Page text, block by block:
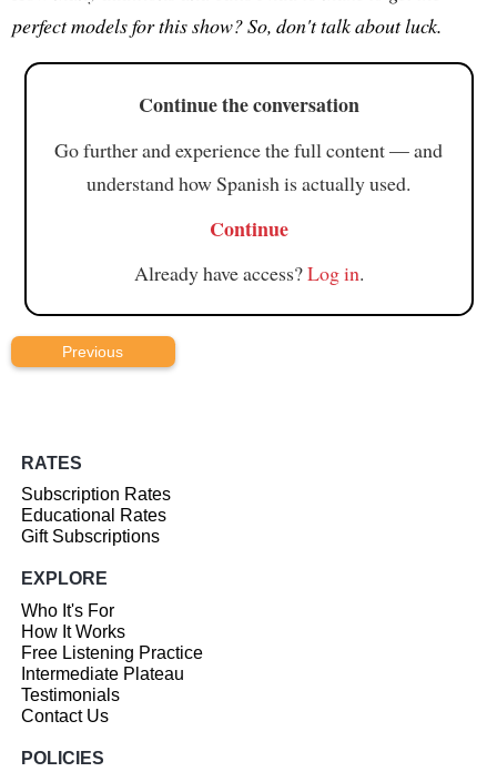
perfect models for this show? So, don't talk about luck.
Continue the conversation
Go further and experience the full content — and
understand how Spanish is actually used.
Continue
Already have access?Log in.
Previous
RATES
Subscription Rates
Educational Rates
Gift Subscriptions
EXPLORE
Who It's For
How It Works
Free Listening Practice
Intermediate Plateau
Testimonials
Contact Us
POLICIES